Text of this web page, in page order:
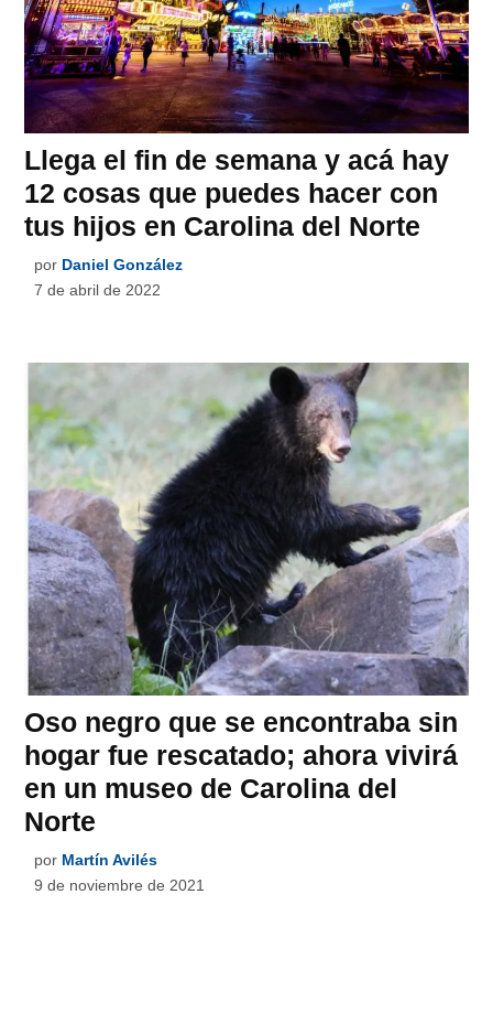
Llega el fin de semana y acá hay
12 cosas que puedes hacer con
tus hijos en Carolina del Norte
por Daniel González
7 de abril de 2022
Oso negro que se encontraba sin
hogar fue rescatado; ahora vivirá
en un museo de Carolina del
Norte
por Martín Avilés
9 de noviembre de 2021